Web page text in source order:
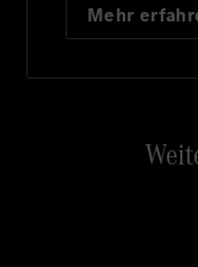
Mehr